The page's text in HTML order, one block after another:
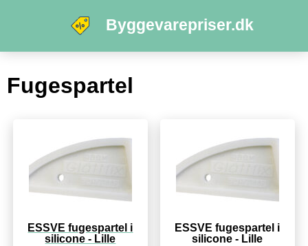
Byggevarepriser.dk
Fugespartel
ESSVE fugespartel i
silicone - Lille
ESSVE fugespartel i
silicone - Lille